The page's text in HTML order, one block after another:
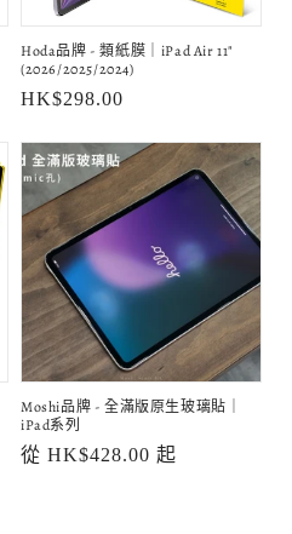
Hoda品牌 - 類紙膜｜iPad Air 11"
(2026/2025/2024)
定
HK$298.00
Moshi品牌 - 全滿版原生玻璃貼｜
iPad系列
定
從 HK$428.00 起